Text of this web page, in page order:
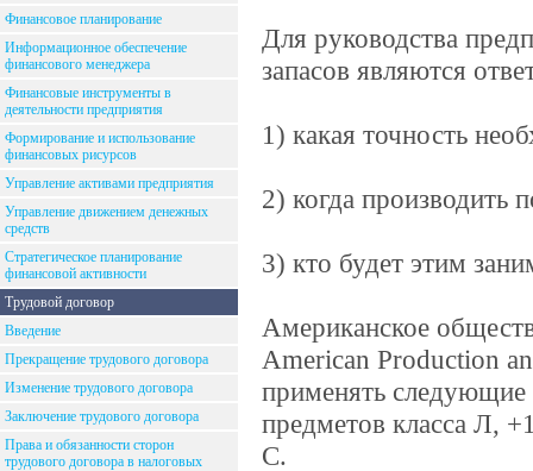
Финансовое планирование
Информационное обеспечение
финансового менеджера
Финансовые инструменты в
деятельности предприятия
Формирование и использование
финансовых рисурсов
Управление активами предприятия
Управление движением денежных
средств
Стратегическое планирование
финансовой активности
Трудовой договор
Введение
Прекращение трудового договора
Изменение трудового договора
Заключение трудового договора
Права и обязанности сторон
трудового договора в налоговых
Для руководства
запасов являются
1) какая точность
2) когда производить
3) кто будет этим
Американское
American Production
применять следующие
предметов класса Л,
С.